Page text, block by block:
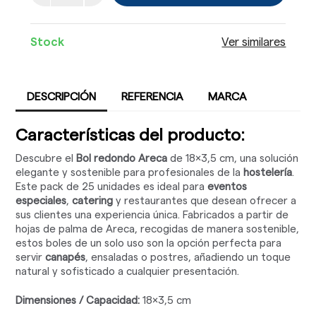
Stock Ver similares
DESCRIPCIÓN REFERENCIA MARCA
Características del producto:
Descubre el Bol redondo Areca de 18x3,5 cm, una solución
elegante y sostenible para profesionales de la hostelería.
Este pack de 25 unidades es ideal paraeventos
especiales,catering y restaurantes que desean ofrecer a
sus clientes una experiencia única. Fabricados a partir de
hojas de palma de Areca, recogidas de manera sostenible,
estos boles de un solo uso son la opción perfecta para
servircanapés, ensaladas o postres, añadiendo un toque
natural y sofisticado a cualquier presentación.
Dimensiones / Capacidad: 18x3,5 cm